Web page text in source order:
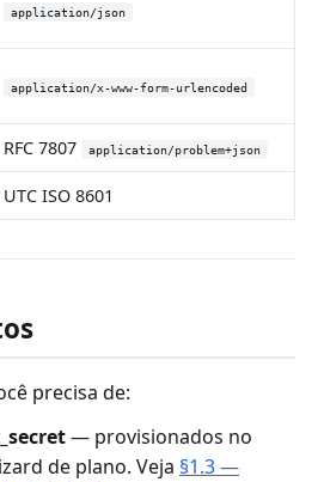
application/json
application/x-www-form-urlencoded
RFC 7807 application/problem+json
UTC ISO 8601
precisa de:
— provisionados no
de plano. Veja §1.3 —